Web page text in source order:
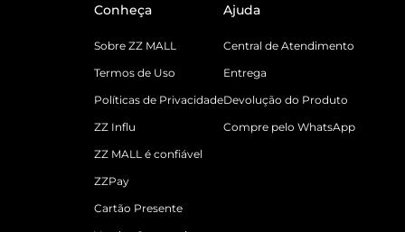
Conheça
Sobre ZZ MALL
Termos de Uso
Políticas de Privacidade
ZZ Influ
ZZ MALL é confiável
ZZPay
Cartão Presente
Ajuda
Central de Atendimento
Entrega
Devolução do Produto
Compre pelo WhatsApp